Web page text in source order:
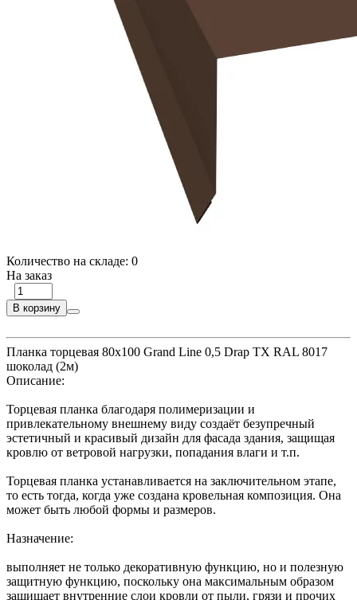
Количество на складе: 0
На заказ
В корзину
Планка торцевая 80х100 Grand Line 0,5 Drap ТХ RAL 8017
шоколад (2м)
Описание:
Торцевая планка благодаря полимеризации и
привлекательному внешнему виду создаёт безупречный
эстетичный и красивый дизайн для фасада здания, защищая
кровлю от ветровой нагрузки, попадания влаги и т.п.
Торцевая планка устанавливается на заключительном этапе,
то есть тогда, когда уже создана кровельная композиция. Она
может быть любой формы и размеров.
Назначение:
выполняет не только декоративную функцию, но и полезную
защитную функцию, поскольку она максимальным образом
защищает внутренние слои кровли от пыли, грязи и прочих